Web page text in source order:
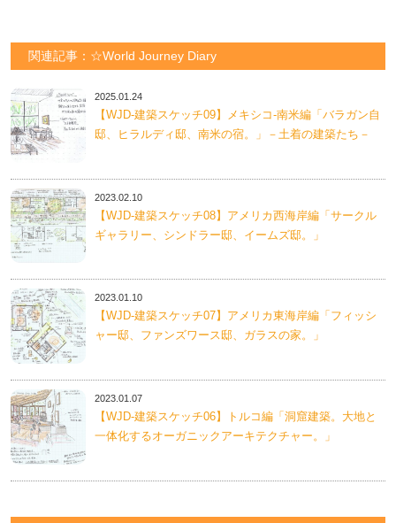
関連記事：☆World Journey Diary
2025.01.24
【WJD-建築スケッチ09】メキシコ-南米編「バラガン自
邸、ヒラルディ邸、南米の宿。」－土着の建築たち－
2023.02.10
【WJD-建築スケッチ08】アメリカ西海岸編「サークル
ギャラリー、シンドラー邸、イームズ邸。」
2023.01.10
【WJD-建築スケッチ07】アメリカ東海岸編「フィッシ
ャー邸、ファンズワース邸、ガラスの家。」
2023.01.07
【WJD-建築スケッチ06】トルコ編「洞窟建築。大地と
一体化するオーガニックアーキテクチャー。」